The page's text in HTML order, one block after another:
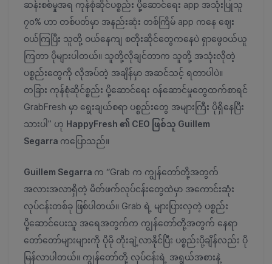
ဆန်းစစ်မှုအရ ကုန်စုံဆိုင်ပစ္စည်း ပို့ဆောင်ရေး app အသုံးပြုသူ
၇၀% ဟာ တစ်ပတ်မှာ အနည်းဆုံး တစ်ကြိမ် app ကနေ ဈေး
ဝယ်ကြပြီး သူတို့ ဝယ်နေကျ စတိုးဆိုင်တွေကနေပဲ ရှာဖွေဝယ်ယူ
ကြတာ ပိုများပါတယ်။ သူတို့လိုချင်တာက သူတို့ အသုံးလိုတဲ့
ပစ္စည်းတွေကို လိုအပ်တဲ့ အချိန်မှာ အဆင်သင့် ရတာပါပဲ။
တခြား ကုန်စုံဆိုင်စ္စည်း ပို့ဆောင်ရေး ဝန်ဆောင်မှုတွေထက်စာရင်
GrabFresh မှာ ရွေးချယ်စရာ ပစ္စည်းတွေ အများကြီး ပိုရှိနေပြီး
သားပါ” ဟု HappyFresh ၏ CEO ဖြစ်သူ Guillem
Segarra ကပြောသည်။
Guillem Segarra က “Grab က ကျွန်တော်တို့အတွက်
အလားအလာရှိတဲ့ မိတ်ဖက်လုပ်ငန်းတွေထဲမှာ အကောင်းဆုံး
လုပ်ငန်းတစ်ခု ဖြစ်ပါတယ်။ Grab ရဲ့ များပြားလှတဲ့ ပစ္စည်း
ပို့ဆောင်ပေးသူ အရေအတွက်က ကျွန်တော်တို့အတွက် နေရာ
တော်တော်များများကို ပိုမို တိုးချဲ့လာနိုင်ပြီး ပစ္စည်းပို့ချိန်လည်း ပို
မြန်လာပါတယ်။ ကျွန်တော်တို့ လုပ်ငန်းရဲ့ အရွယ်အစားနဲ့